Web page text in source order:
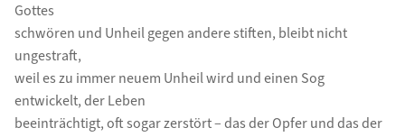
Gottes
schwören und Unheil gegen andere stiften, bleibt nicht
ungestraft,
weil es zu immer neuem Unheil wird und einen Sog
entwickelt, der Leben
beeinträchtigt, oft sogar zerstört – das der Opfer und das der